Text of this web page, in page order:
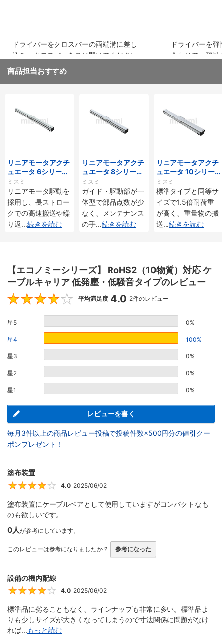
ドライバーをクロスバーの両端溝に差し
込み、クロスバーをこじ開けてください
ドライバーを
合わせて、弾
商品担当おすすめ
リニアモータアクチ
ュエータ 6シリーズ
標準タイプ インクリ
メンタル・アブソリ
ュート仕様
ミスミ
リニアモータ駆動を
採用し、長ストロー
クでの高速搬送や繰
り返...続きを読む
リニアモータアクチ
ュエータ 8シリーズ
標準タイプ インクリ
メンタル・アブソリ
ュート仕様
ミスミ
ガイド・駆動部が一
体型で部品点数が少
なく、メンテナンス
の手...続きを読む
リニアモータアクチ
ュエータ 10シリー
ズ 標準タイプ 重荷
重 インクリメンタ
ル・アブソリュート
仕様
ミスミ
標準タイプと同等サ
イズで1.5倍耐荷重
が高く、重量物の搬
送...続きを読む
【エコノミーシリーズ】 RoHS2（10物質）対応 ケ
ーブルキャリア 低発塵・低騒音タイプのレビュー
4
平均満足度 4.0 2件のレビュー
星5 0%
星4 100%
星3 0%
星2 0%
星1 0%
レビューを書く
毎月3件以上の商品レビュー投稿で投稿件数×500円分の値引クー
ポンプレゼント！
塗布装置
4
4.0 2025/06/02
塗布装置にケーブルベアとして使用していますがコンパクトなも
のも欲しいです。
0人が参考にしています。
このレビューは参考になりましたか？ 参考になった
設備の機内配線
4
4.0 2025/06/02
標準品に劣ることもなく、ラインナップも非常に多い。標準品よ
りも少しサイズが大きくなってしまうので寸法関係に問題がなけ
れば...もっと読む